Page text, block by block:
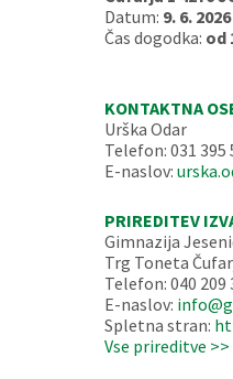
Datum: 9. 6. 2026
Čas dogodka: od
KONTAKTNA
Urška Odar
Telefon: 031 395
E-naslov:
PRIREDITEV
Gimnazija
Trg Toneta
Telefon: 040 209
E-naslov:
Spletna stran:
Vse prireditve >>